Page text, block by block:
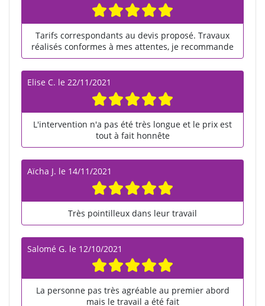
Tarifs correspondants au devis proposé. Travaux
réalisés conformes à mes attentes, je recommande
Elise C. le 22/11/2021
L'intervention n'a pas été très longue et le prix est
tout à fait honnête
Aïcha J. le 14/11/2021
Très pointilleux dans leur travail
Salomé G. le 12/10/2021
La personne pas très agréable au premier abord
mais le travail a été fait